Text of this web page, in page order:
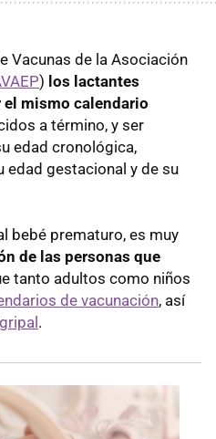
Vacunas de la Asociación
) los lactantes
mismo calendario
a término, y ser
edad cronológica,
edad gestacional y de su
bebé prematuro, es muy
de las personas que
tanto adultos como niños
de vacunación, así
.